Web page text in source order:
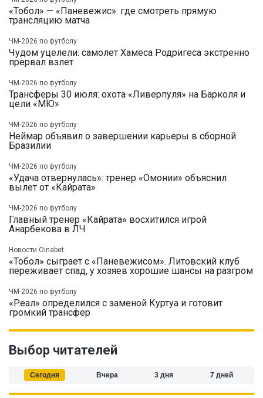
«Тобол» — «Паневежис»: где смотреть прямую
трансляцию матча
ЧМ-2026 по футболу
Чудом уцелели: самолет Хамеса Родригеса экстренно
прервал взлет
ЧМ-2026 по футболу
Трансферы 30 июля: охота «Ливерпуля» на Барколя и
цели «МЮ»
ЧМ-2026 по футболу
Неймар объявил о завершении карьеры в сборной
Бразилии
ЧМ-2026 по футболу
«Удача отвернулась»: тренер «Омонии» объяснил
вылет от «Кайрата»
ЧМ-2026 по футболу
Главный тренер «Кайрата» восхитился игрой
Анарбекова в ЛЧ
Новости Oinabet
«Тобол» сыграет с «Паневежисом». Литовский клуб
переживает спад, у хозяев хорошие шансы на разгром
ЧМ-2026 по футболу
«Реал» определился с заменой Куртуа и готовит
громкий трансфер
Выбор читателей
Сегодня Вчера 3 дня 7 дней